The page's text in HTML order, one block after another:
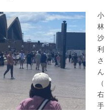
小
林
沙
利
さ
ん
（
右
手